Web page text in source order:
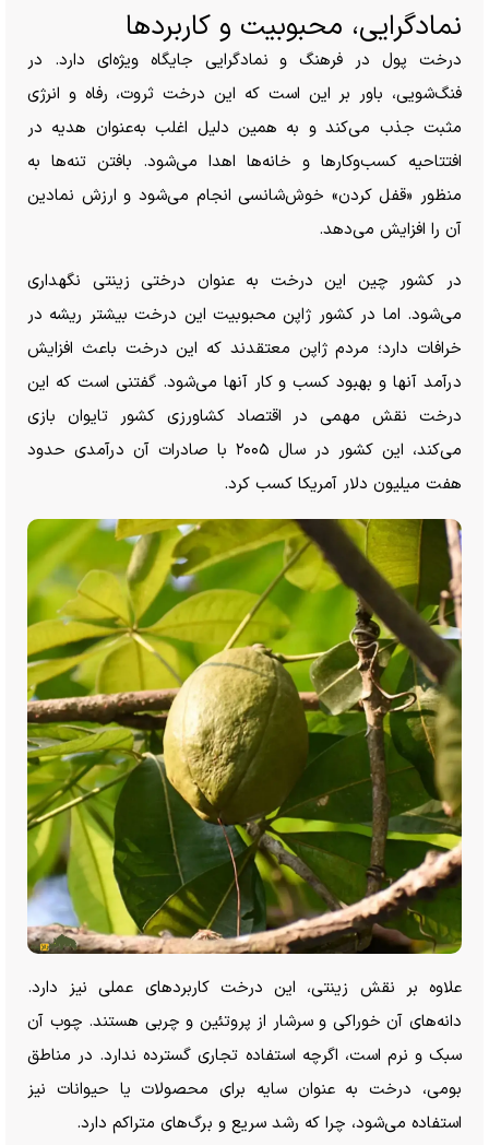
نمادگرایی، محبوبیت و کاربرد‌ها
درخت پول در فرهنگ و نمادگرایی جایگاه ویژه‌ای دارد. در
فنگ‌شویی، باور بر این است که این درخت ثروت، رفاه و انرژی
مثبت جذب می‌کند و به همین دلیل اغلب به‌عنوان هدیه در
افتتاحیه کسب‌وکار‌ها و خانه‌ها اهدا می‌شود. بافتن تنه‌ها به
منظور «قفل کردن» خوش‌شانسی انجام می‌شود و ارزش نمادین
آن را افزایش می‌دهد.
در کشور چین این درخت به عنوان درختی زینتی نگهداری
می‌شود. اما در کشور ژاپن محبوبیت این درخت بیشتر ریشه در
خرافات دارد؛ مردم ژاپن معتقدند که این درخت باعث افزایش
درآمد آنها و بهبود کسب و کار آنها می‌شود. گفتنی است که این
درخت نقش مهمی در اقتصاد کشاورزی کشور تایوان بازی
می‌کند، این کشور در سال ۲۰۰۵ با صادرات آن درآمدی حدود
هفت میلیون دلار آمریکا کسب کرد.
علاوه بر نقش زینتی، این درخت کاربرد‌های عملی نیز دارد.
دانه‌های آن خوراکی و سرشار از پروتئین و چربی هستند. چوب آن
سبک و نرم است، اگرچه استفاده تجاری گسترده ندارد. در مناطق
بومی، درخت به عنوان سایه برای محصولات یا حیوانات نیز
استفاده می‌شود، چرا که رشد سریع و برگ‌های متراکم دارد.